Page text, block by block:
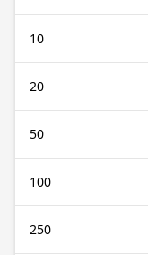
10
20
50
100
250